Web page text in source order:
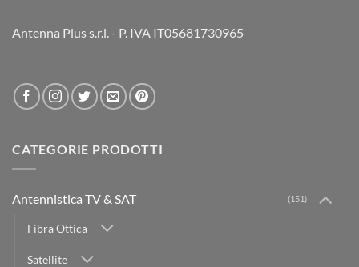
Antenna Plus s.r.l. - P. IVA IT05681730965
CATEGORIE PRODOTTI
Antennistica TV & SAT (151)
Fibra Ottica
Satellite